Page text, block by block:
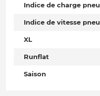
Indice de charge pneu
Indice de vitesse pneu
XL
Runflat
Saison